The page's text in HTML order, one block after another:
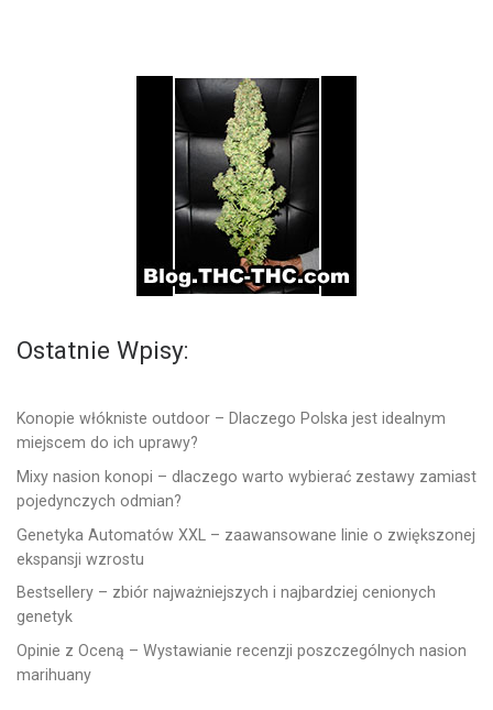
Ostatnie Wpisy:
Konopie włókniste outdoor – Dlaczego Polska jest idealnym
miejscem do ich uprawy?
Mixy nasion konopi – dlaczego warto wybierać zestawy zamiast
pojedynczych odmian?
Genetyka Automatów XXL – zaawansowane linie o zwiększonej
ekspansji wzrostu
Bestsellery – zbiór najważniejszych i najbardziej cenionych
genetyk
Opinie z Oceną – Wystawianie recenzji poszczególnych nasion
marihuany